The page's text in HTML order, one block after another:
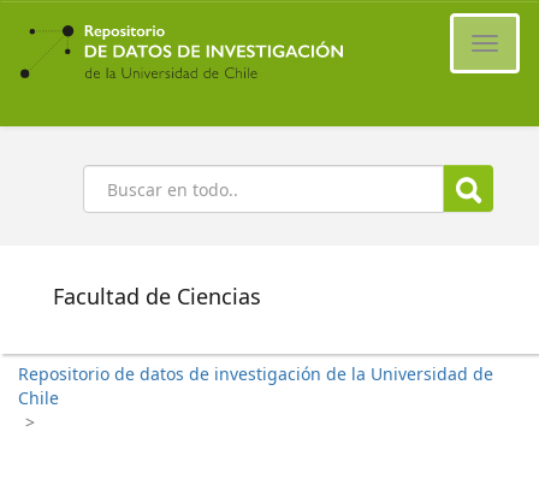
Ir
contenido
principal
Buscar
Facultad de Ciencias
Repositorio de datos de investigación de la Universidad de
Chile
>